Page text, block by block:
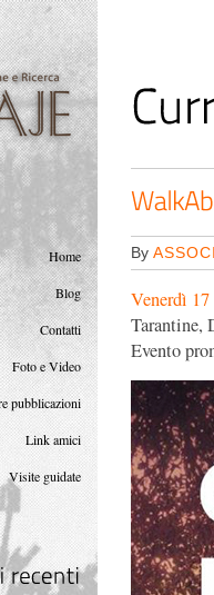
Home
Blog
Contatti
Foto e Video
pubblicazioni
Link amici
Visite guidate
By
Venerdì
Tarantine,
Evento